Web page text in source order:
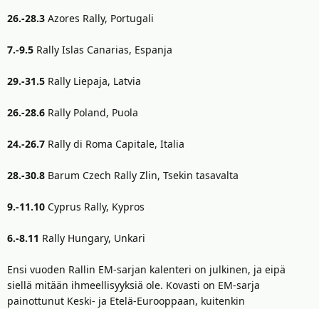
26.-28.3 Azores Rally, Portugali
7.-9.5 Rally Islas Canarias, Espanja
29.-31.5 Rally Liepaja, Latvia
26.-28.6 Rally Poland, Puola
24.-26.7 Rally di Roma Capitale, Italia
28.-30.8 Barum Czech Rally Zlin, Tsekin tasavalta
9.-11.10 Cyprus Rally, Kypros
6.-8.11 Rally Hungary, Unkari
Ensi vuoden Rallin EM-sarjan kalenteri on julkinen, ja eipä
siellä mitään ihmeellisyyksiä ole. Kovasti on EM-sarja
painottunut Keski- ja Etelä-Eurooppaan, kuitenkin